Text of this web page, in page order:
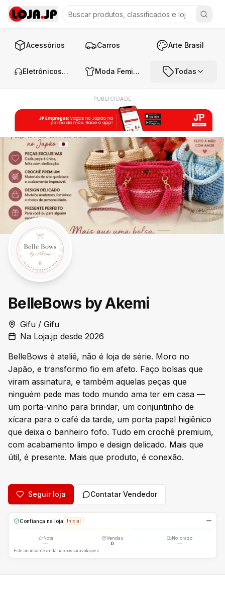
Acessórios Carros Arte Brasil
Eletrônicos e Áudio Moda Feminina Todas
PUBLICIDADE
BelleBows by Akemi
Gifu / Gifu
Na Loja.jp desde 2026
BelleBows é ateliê, não é loja de série. Moro no
Japão, e transformo fio em afeto. Faço bolsas que
viram assinatura, e também aquelas peças que
ninguém pede mas todo mundo ama ter em casa —
um porta-vinho para brindar, um conjuntinho de
xícara para o café da tarde, um porta papel higiênico
que deixa o banheiro fofo. Tudo em crochê premium,
com acabamento limpo e design delicado. Mais que
útil, é presente. Mais que produto, é conexão.
Seguir loja Contatar Vendedor
Confiança na loja Inicial —
Nota
—
Vendas
0
No prazo
—
Este anunciante ainda não possui avaliações.